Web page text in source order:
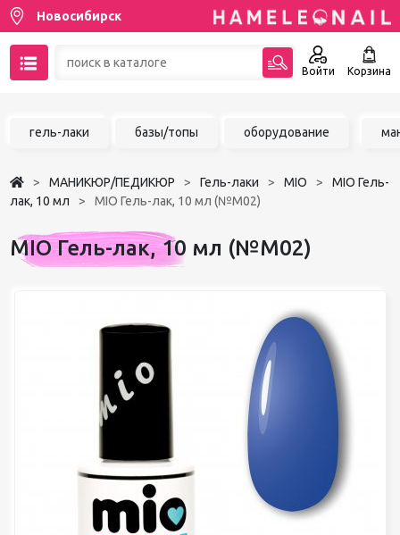
Новосибирск
Войти Корзина
Чат в MAX
Акции
гель-лаки базы/топы оборудование
МАНИКЮР/ПЕДИКЮР Гель-лаки MIO
MIO Гель-
лак, 10 мл
MIO Гель-лак, 10 мл (№М02)
MIO Гель-лак, 10 мл (№М02)